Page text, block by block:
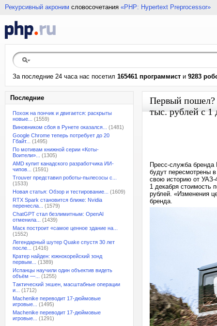
Рекурсивный акроним словосочетания «PHP: Hypertext Preprocessor»
За последние 24 часа нас посетил 165461 программист и 9283
Последние
Похож на пончик и двигается: раскрыты
новые...
(1559)
Виновником сбоя в Рунете оказался...
(1481)
Google Chrome теперь потребует до 20
Гбайт...
(1495)
По мотивам книжной серии «Коты-
Воители»...
(1305)
AMD купит канадского разработчика ИИ-
чипов...
(1591)
Trouver представил роботы-пылесосы с...
(1533)
Новая статья: Обзор и тестирование...
(1609)
RTX Spark становится ближе: Nvidia
перенесла...
(1579)
ChatGPT стал безлимитным: OpenAI
отменила...
(1439)
Маск построит «самое ценное здание на...
(1552)
Легендарный шутер Quake спустя 30 лет
после...
(1416)
Кратер найден: южнокорейский зонд
первым...
(1389)
Испанцы научили один объектив видеть
объём —...
(1255)
Тактический экшен, масштабные операции
и...
(1712)
Machenike переводит 17-дюймовые
игровые...
(1495)
Machenike переводит 17-дюймовые
игровые...
(1291)
Первый пошел?
тыс. рублей с 1
Пресс-служба
будут пересмотрены
свою историю от
1 декабря стоимость
рублей. «Изменения
бренда.